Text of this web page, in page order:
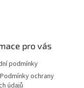
pro vás
podmínky
Podmínky ochrany
údajů